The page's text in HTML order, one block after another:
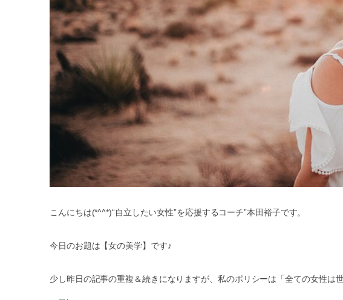
こんにちは(*^^*)“自立したい女性”を応援するコーチ”本田裕子です。
今日のお題は【女の美学】です♪
少し昨日の記事の重複＆続きになりますが、私のポリシーは「全ての女性は